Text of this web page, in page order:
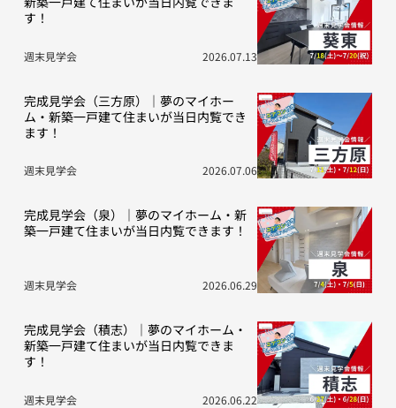
す！
週末見学会 2026.07.13
完成見学会（三方原）｜夢のマイホー
ム・新築一戸建て住まいが当日内覧でき
ます！
週末見学会 2026.07.06
完成見学会（泉）｜夢のマイホーム・新
築一戸建て住まいが当日内覧できます！
週末見学会 2026.06.29
完成見学会（積志）｜夢のマイホーム・
新築一戸建て住まいが当日内覧できま
す！
週末見学会 2026.06.22